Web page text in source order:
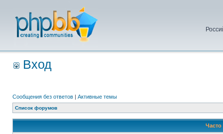
Вход
Сообщения без ответов | Активные темы
Список форумов